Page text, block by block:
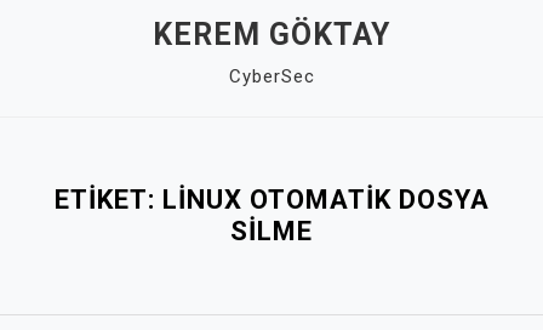
KEREM GÖKTAY
CyberSec
ETIKET: LINUX OTOMATIK DOSYA
SILME